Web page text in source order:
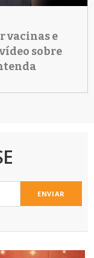
vacinas e
sobre
ENVIAR